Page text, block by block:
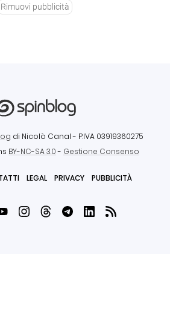
Rimuovi pubblicità
di Nicolò Canal - P.IVA 03919360275
BY-NC-SA 3.0- Gestione Consenso
LEGAL PRIVACY PUBBLICITÀ